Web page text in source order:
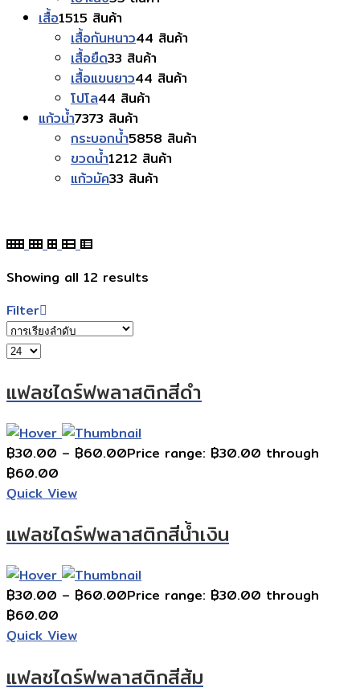
เสื้อ1515 สินค้า
เสื้อกันหนาว44 สินค้า
เสื้อยืด33 สินค้า
เสื้อแขนยาว44 สินค้า
โปโล44 สินค้า
แก้วน้ำ7373 สินค้า
กระบอกน้ำ5858 สินค้า
ขวดน้ำ1212 สินค้า
แก้วมัค33 สินค้า
Showing all 12 results
Filter
แฟลชไดร์ฟพลาสติกสีดำ
฿30.00 – ฿60.00Price range: ฿30.00 through
฿60.00
Quick View
แฟลชไดร์ฟพลาสติกสีน้ำเงิน
฿30.00 – ฿60.00Price range: ฿30.00 through
฿60.00
Quick View
แฟลชไดร์ฟพลาสติกสีส้ม